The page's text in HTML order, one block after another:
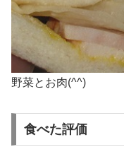
野菜とお肉(^^)
食べた評価